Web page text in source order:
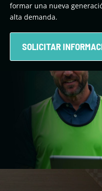
formar una nueva
alta demanda.
SOLICITAR